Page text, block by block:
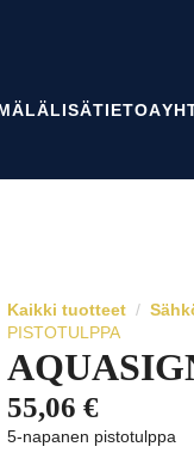
LISÄTIETOA
Kaikki tuotteet
PISTOTULPPA
55,06 €
5-napanen pistotulppa